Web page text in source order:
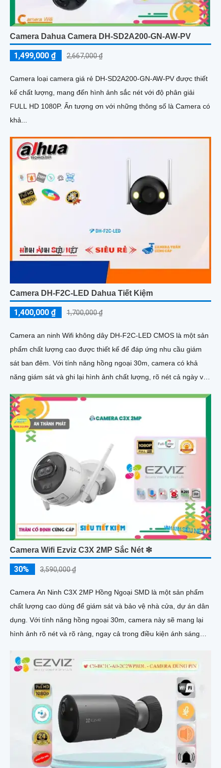
Camera Dahua Camera DH-SD2A200-GN-AW-PV
1,499,000 ₫ 2,667,000 ₫
Camera loại camera giá rẻ DH-SD2A200-GN-AW-PV được thiết
kế chất lượng, mang đến hình ảnh sắc nét với độ phân giải
FULL HD 1080P. Ấn tượng ơn với những thông số là Camera có
khả...
Camera DH-F2C-LED Dahua Tiết Kiệm
1,400,000 ₫ 1,700,000 ₫
Camera an ninh Wifi không dây DH-F2C-LED CMOS là một sản
phẩm chất lượng cao được thiết kế để đáp ứng nhu cầu giám
sát ban đêm. Với tính năng hồng ngoại 30m, camera có khả
năng giám sát và ghi lại hình ảnh chất lượng, rõ nét cả ngày và
Camera Wifi Ezviz C3X 2MP Sắc Nét ❇
30% 3,590,000 ₫
Camera An Ninh C3X 2MP Hồng Ngoại SMD là một sản phẩm
chất lượng cao dùng để giám sát và bảo vệ nhà cửa, dự án dân
dụng. Với tính năng hồng ngoại 30m, camera này sẽ mang lại
hình ảnh rõ nét và rõ ràng, ngay cả trong điều kiện ánh sáng